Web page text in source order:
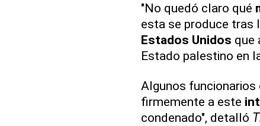
"No quedó claro qué
esta se produce tras
Estados Unidos que
Estado palestino en
Algunos
firmemente a este
condenado", detalló